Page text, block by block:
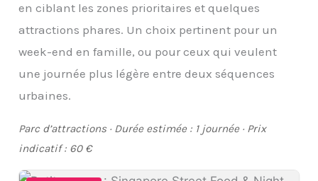
en ciblant les zones prioritaires et quelques
attractions phares. Un choix pertinent pour un
week-end en famille, ou pour ceux qui veulent
une journée plus légère entre deux séquences
urbaines.
Parc d’attractions · Durée estimée : 1 journée · Prix
indicatif : 60 €